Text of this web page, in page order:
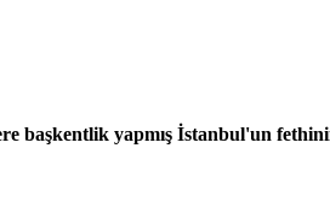
başkentlik yapmış İstanbul'un